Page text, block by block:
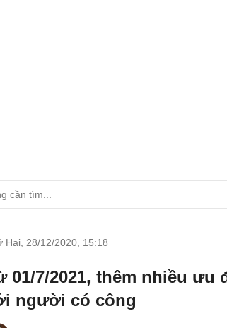
Hai, 28/12/2020 15:18
01/7/2021, thêm nhiều ưu
người có công